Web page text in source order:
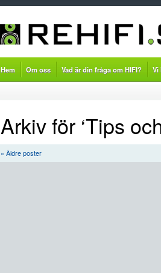
Hem Om oss Vad är din fråga om HIFI? Vi
Arkiv för ‘Tips
« Äldre poster